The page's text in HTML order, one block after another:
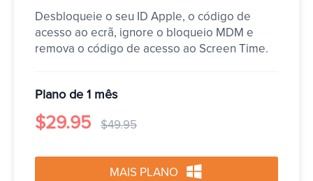
Desbloqueie o seu ID Apple, o código de
acesso ao ecrã, ignore o bloqueio MDM e
remova o código de acesso ao Screen Time.
Plano de 1 mês
$29.95 $49.95
MAIS PLANO